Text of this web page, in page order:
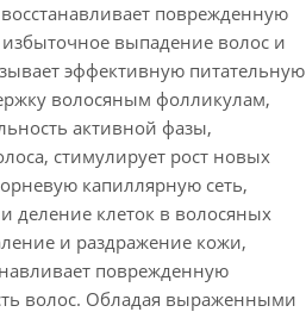
поврежденную
избыточное выпадение волос и
эффективную питательную
волосяным фолликулам,
активной фазы,
стимулирует рост новых
капиллярную сеть,
деление клеток в волосяных
и раздражение кожи,
поврежденную
волос. Обладая выраженными